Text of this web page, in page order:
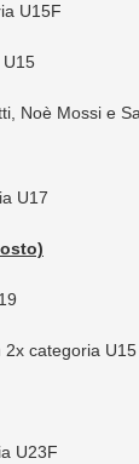
U15F
Noè Mossi e
U17
2x categoria U15
U23F